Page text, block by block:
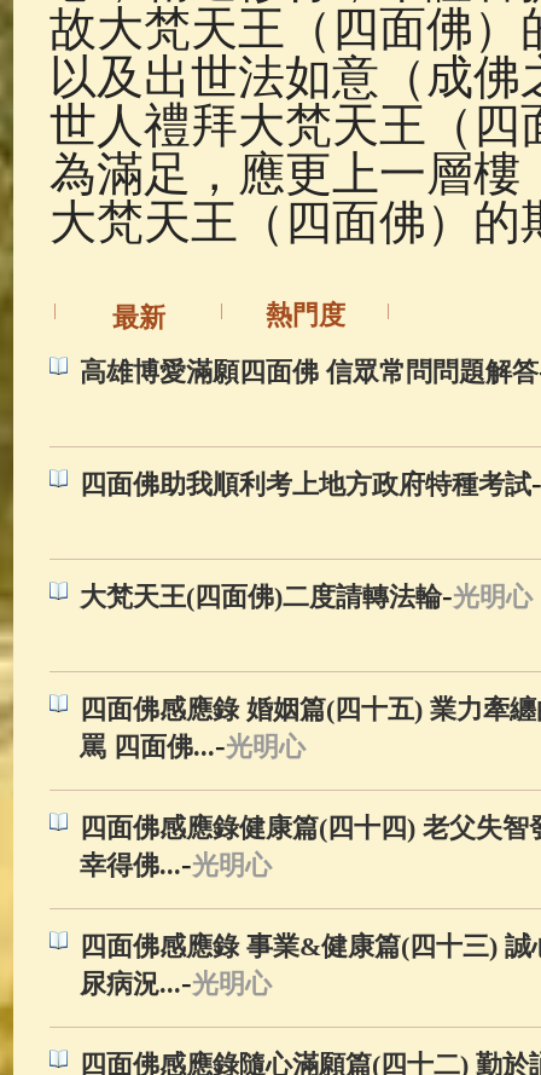
故大梵天王（四面佛
以及出世法如意（成
世人禮拜大梵天王（
為滿足，應更上一層
大梵天王（四面佛）的
最新
熱門度
高雄博愛滿願四面佛 信眾常問問題解答
四面佛助我順利考上地方政府特種考試-
大梵天王(四面佛)二度請轉法輪-光明心
四面佛感應錄 婚姻篇(四十五) 業力牽
罵 四面佛...-光明心
四面佛感應錄健康篇(四十四) 老父失
幸得佛...-光明心
四面佛感應錄 事業&健康篇(四十三)
尿病況...-光明心
四面佛感應錄隨心滿願篇(四十二) 勤